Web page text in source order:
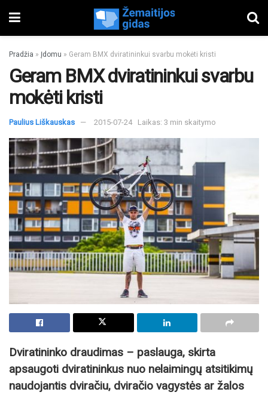
Pradžia » Įdomu » Geram BMX dviratininkui svarbu mokėti kristi
Geram BMX dviratininkui svarbu
mokėti kristi
Paulius Liškauskas 2015-07-24 Laikas: 3 min skaitymo
Dviratininko draudimas – paslauga, skirta
apsaugoti dviratininkus nuo nelaimingų atsitikimų
naudojantis dviračiu, dviračio vagystės ar žalos